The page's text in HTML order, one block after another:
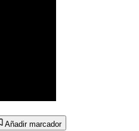
Añadir marcador